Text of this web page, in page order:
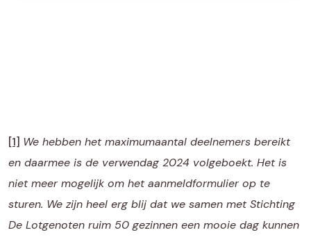
[1] We hebben het maximumaantal deelnemers bereikt
en daarmee is de verwendag 2024 volgeboekt. Het is
niet meer mogelijk om het aanmeldformulier op te
sturen. We zijn heel erg blij dat we samen met Stichting
De Lotgenoten ruim 50 gezinnen een mooie dag kunnen